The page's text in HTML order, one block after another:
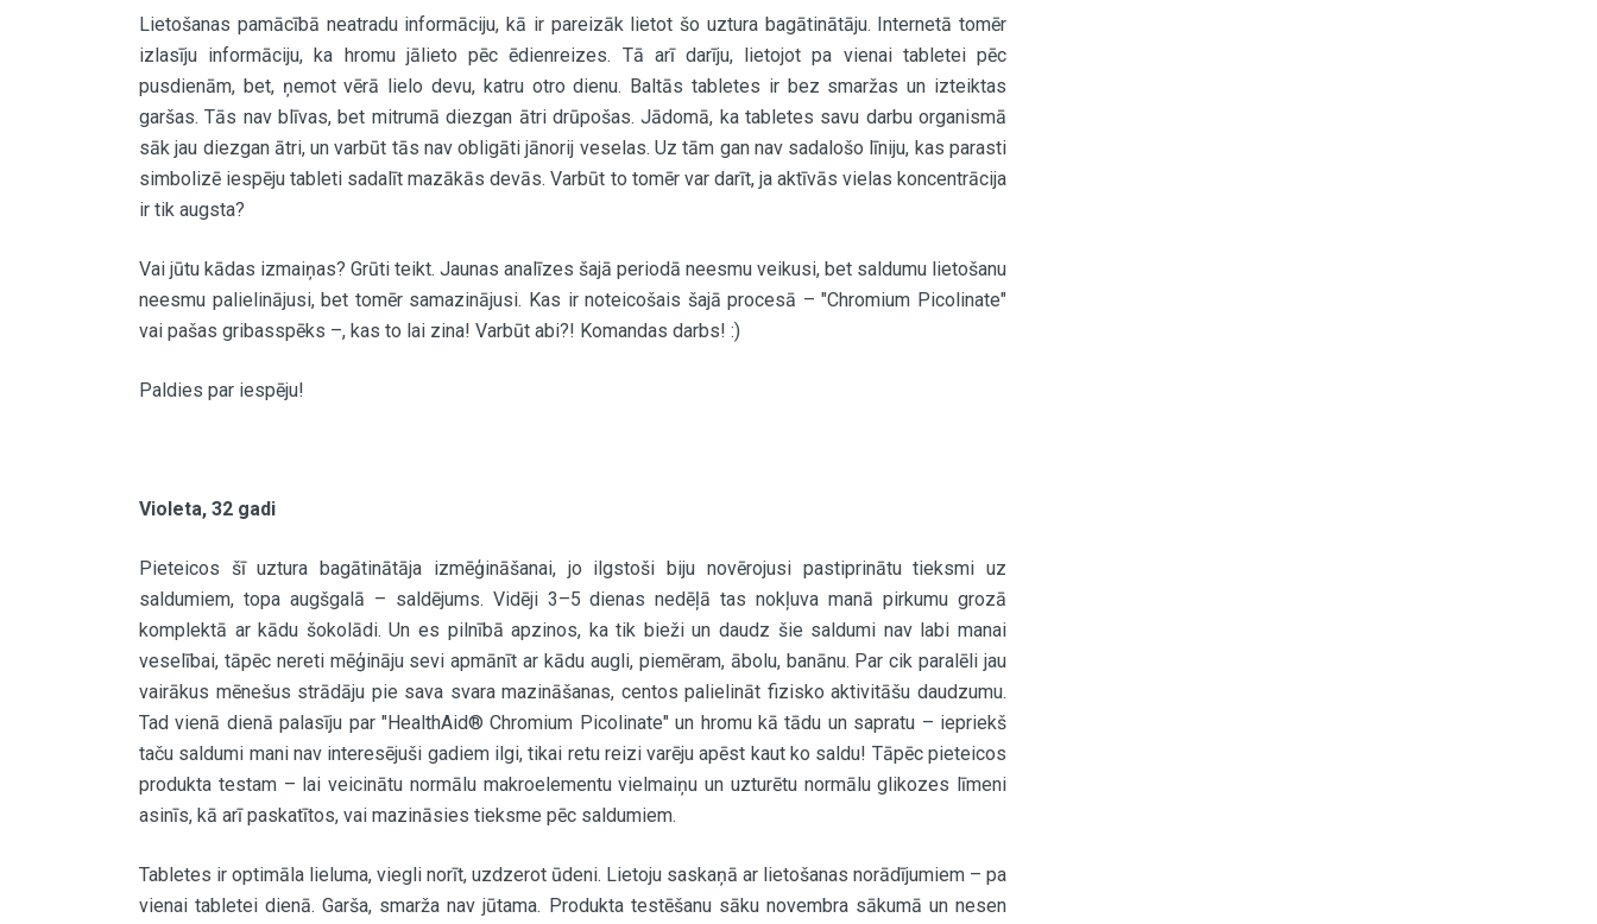
Lietošanas pamācībā neatradu informāciju, kā ir pareizāk lietot šo uztura bagātinātāju. Internetā tomēr
izlasīju informāciju, ka hromu jālieto pēc ēdienreizes. Tā arī darīju, lietojot pa vienai tabletei pēc
pusdienām, bet, ņemot vērā lielo devu, katru otro dienu. Baltās tabletes ir bez smaržas un izteiktas
garšas. Tās nav blīvas, bet mitrumā diezgan ātri drūpošas. Jādomā, ka tabletes savu darbu organismā
sāk jau diezgan ātri, un varbūt tās nav obligāti jānorij veselas. Uz tām gan nav sadalošo līniju, kas parasti
simbolizē iespēju tableti sadalīt mazākās devās. Varbūt to tomēr var darīt, ja aktīvās vielas koncentrācija
ir tik augsta?
Vai jūtu kādas izmaiņas? Grūti teikt. Jaunas analīzes šajā periodā neesmu veikusi, bet saldumu lietošanu
neesmu palielinājusi, bet tomēr samazinājusi. Kas ir noteicošais šajā procesā – "Chromium Picolinate"
vai pašas gribasspēks –, kas to lai zina! Varbūt abi?! Komandas darbs! :)
Paldies par iespēju!
Violeta, 32 gadi
Pieteicos šī uztura bagātinātāja izmēģināšanai, jo ilgstoši biju novērojusi pastiprinātu tieksmi uz
saldumiem, topa augšgalā – saldējums. Vidēji 3–5 dienas nedēļā tas nokļuva manā pirkumu grozā
komplektā ar kādu šokolādi. Un es pilnībā apzinos, ka tik bieži un daudz šie saldumi nav labi manai
veselībai, tāpēc nereti mēģināju sevi apmānīt ar kādu augli, piemēram, ābolu, banānu. Par cik paralēli jau
vairākus mēnešus strādāju pie sava svara mazināšanas, centos palielināt fizisko aktivitāšu daudzumu.
Tad vienā dienā palasīju par "HealthAid® Chromium Picolinate" un hromu kā tādu un sapratu – iepriekš
taču saldumi mani nav interesējuši gadiem ilgi, tikai retu reizi varēju apēst kaut ko saldu! Tāpēc pieteicos
produkta testam – lai veicinātu normālu makroelementu vielmaiņu un uzturētu normālu glikozes līmeni
asinīs, kā arī paskatītos, vai mazināsies tieksme pēc saldumiem.
Tabletes ir optimāla lieluma, viegli norīt, uzdzerot ūdeni. Lietoju saskaņā ar lietošanas norādījumiem – pa
vienai tabletei dienā. Garša, smarža nav jūtama. Produkta testēšanu sāku novembra sākumā un nesen